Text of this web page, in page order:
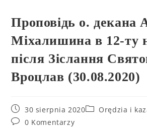
Проповідь о. декана
Міхалишина в 12-ту
після Зіслання
Вроцлав (30.08.2020)
30 sierpnia 2020
Orędzia i
0 Komentarzy